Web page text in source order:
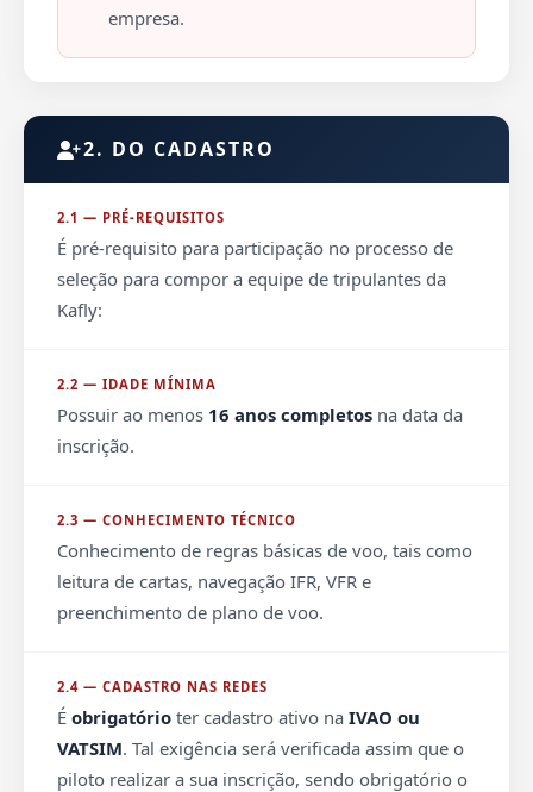
empresa.
2. DO CADASTRO
2.1 — PRÉ-REQUISITOS
É pré-requisito para participação no processo de
seleção para compor a equipe de tripulantes da
Kafly:
2.2 — IDADE MÍNIMA
Possuir ao menos 16 anos completos na data da
inscrição.
2.3 — CONHECIMENTO TÉCNICO
Conhecimento de regras básicas de voo, tais como
leitura de cartas, navegação IFR, VFR e
preenchimento de plano de voo.
2.4 — CADASTRO NAS REDES
É obrigatório ter cadastro ativo na IVAO ou
VATSIM. Tal exigência será verificada assim que o
piloto realizar a sua inscrição, sendo obrigatório o